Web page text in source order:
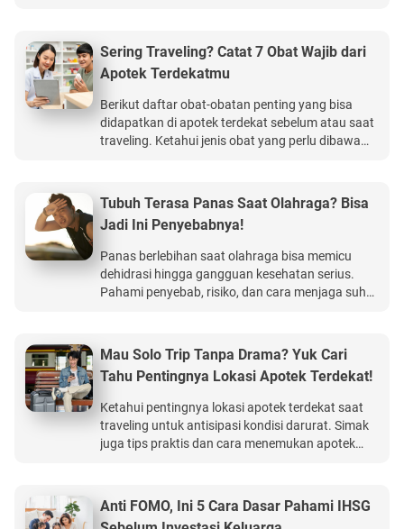
yang memberikan perlindungan keuangan
keluarga, manfaat finansial yang bagus, hingga
usia 99 tahun.
Sering Traveling? Catat 7 Obat Wajib dari
Apotek Terdekatmu
Berikut daftar obat-obatan penting yang bisa
didapatkan di apotek terdekat sebelum atau saat
traveling. Ketahui jenis obat yang perlu dibawa
manfaat perlindungan kesehatan hingga Rp15
miliar.
Tubuh Terasa Panas Saat Olahraga? Bisa
Jadi Ini Penyebabnya!
Panas berlebihan saat olahraga bisa memicu
dehidrasi hingga gangguan kesehatan serius.
Pahami penyebab, risiko, dan cara menjaga suhu
manfaat perlindungan kesehatan hingga Rp15
miliar.
Mau Solo Trip Tanpa Drama? Yuk Cari
Tahu Pentingnya Lokasi Apotek Terdekat!
Ketahui pentingnya lokasi apotek terdekat saat
traveling untuk antisipasi kondisi darurat. Simak
juga tips praktis dan cara menemukan apotek
manfaat perlindungan kesehatan hingga Rp15
miliar.
Anti FOMO, Ini 5 Cara Dasar Pahami IHSG